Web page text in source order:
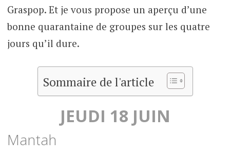
Graspop. Et je vous propose un aperçu d’une
bonne quarantaine de groupes sur les quatre
jours qu’il dure.
Sommaire de l'article
JEUDI 18 JUIN
Mantah